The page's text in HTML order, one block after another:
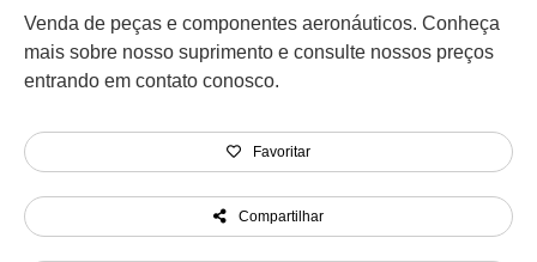
Venda de peças e componentes aeronáuticos. Conheça
mais sobre nosso suprimento e consulte nossos preços
entrando em contato conosco.
Favoritar
Compartilhar